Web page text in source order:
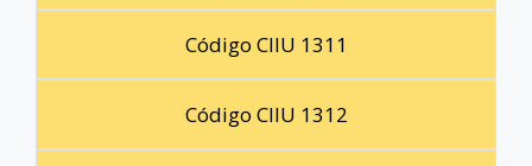
Código CIIU 1311
Código CIIU 1312